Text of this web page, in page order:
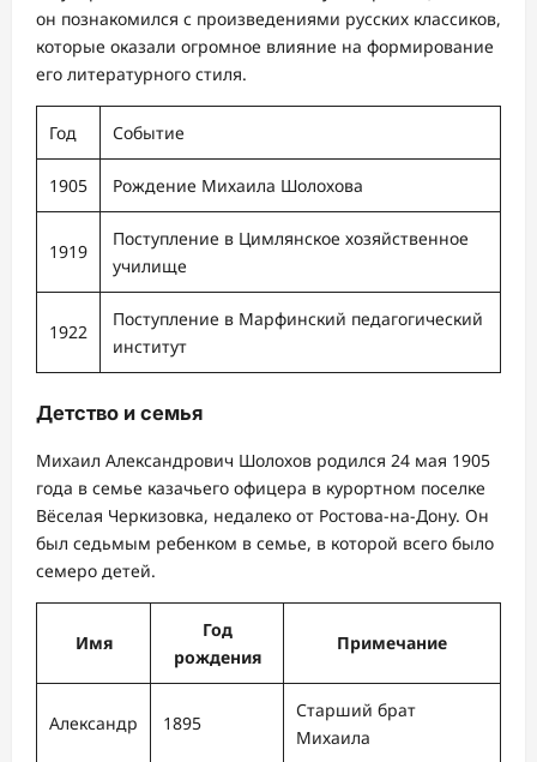
он познакомился с произведениями русских классиков,
которые оказали огромное влияние на формирование
его литературного стиля.
Год Событие
1905 Рождение Михаила Шолохова
1919
Поступление в Цимлянское хозяйственное
училище
1922
Поступление в Марфинский педагогический
институт
Детство и семья
Михаил Александрович Шолохов родился 24 мая 1905
года в семье казачьего офицера в курортном поселке
Вёселая Черкизовка, недалеко от Ростова-на-Дону. Он
был седьмым ребенком в семье, в которой всего было
семеро детей.
Имя
Год
рождения
Примечание
Александр 1895
Старший брат
Михаила